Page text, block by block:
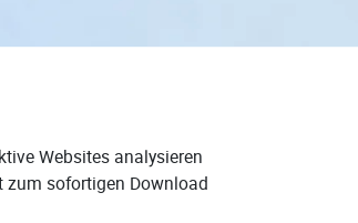
Websites analysieren
zum sofortigen Download